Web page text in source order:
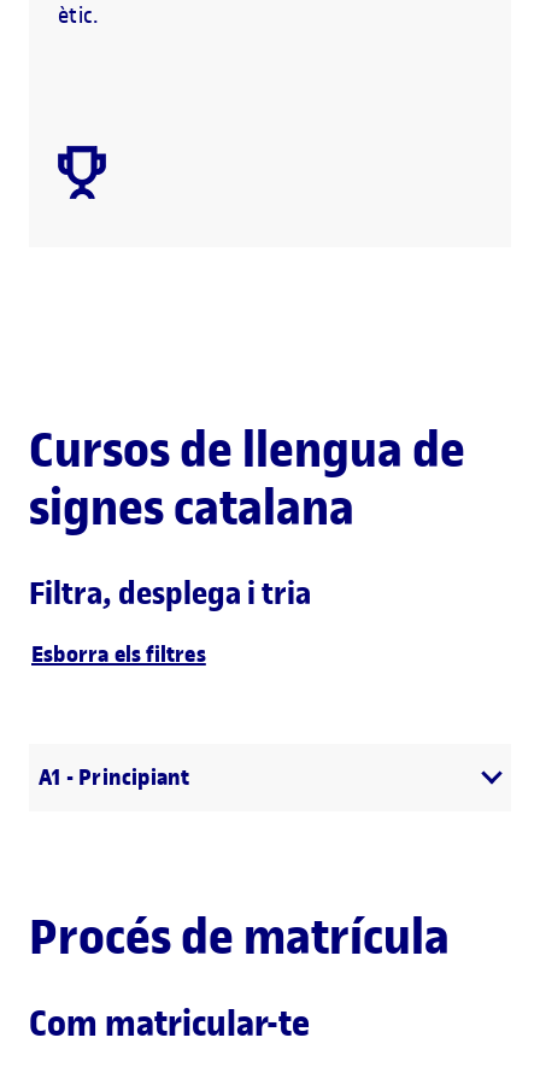
ètic.
Cursos de llengua de
signes catalana
Filtra, desplega i tria
Esborra els filtres
A1 - Principiant
Procés de matrícula
Com matricular-te